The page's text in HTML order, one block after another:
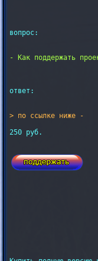
вопрос:
ответ:
> по ссылке ниже -
250 руб.